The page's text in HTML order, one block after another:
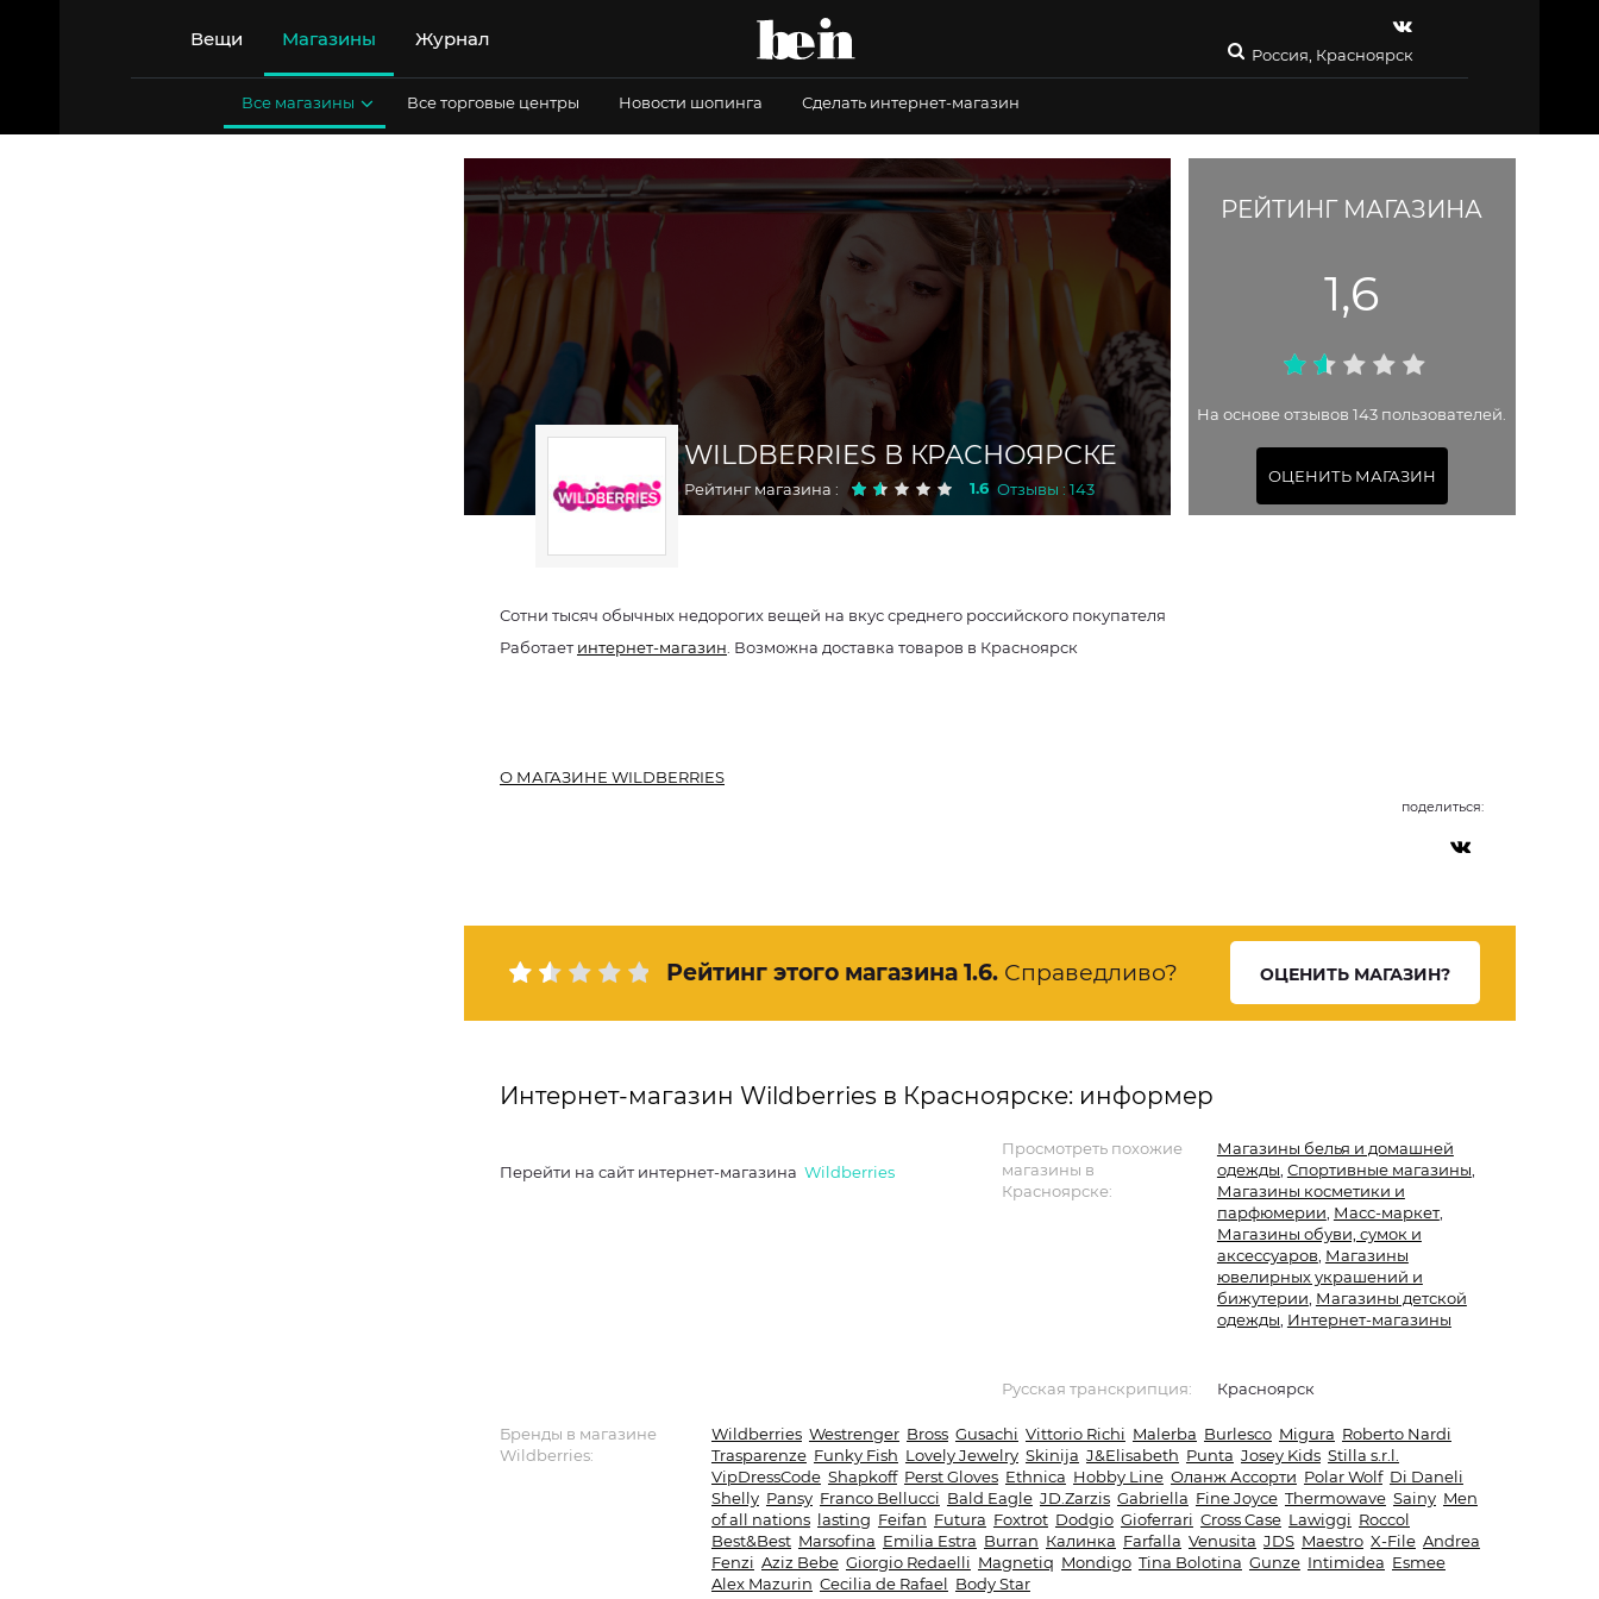
Вещи Магазины Журнал
Россия, Красноярск
Все магазины Все торговые центры Новости шопинга Сделать интернет-магазин
WILDBERRIES В КРАСНОЯРСКЕ
Рейтинг магазина : 1.6 Отзывы : 143
РЕЙТИНГ МАГАЗИНА
1,6
На основе отзывов 143 пользователей.
ОЦЕНИТЬ МАГАЗИН
Сотни тысяч обычных недорогих вещей на вкус среднего российского покупателя
Работаетинтернет-магазин . Возможна доставка товаров в Красноярск
О МАГАЗИНЕ WILDBERRIES
поделиться:
Рейтинг этого магазина 1.6. Справедливо? ОЦЕНИТЬ МАГАЗИН?
Интернет-магазин Wildberries в Красноярске: информер
Перейти на сайт интернет-магазина Wildberries
Просмотреть похожие
магазины в
Красноярске:
Магазины белья и домашней
одежды Спортивные магазины
Магазины косметики и
парфюмерии Масс-маркет,
Магазины обуви, сумок и
аксессуаров Магазины
ювелирных украшений и
бижутерии Магазины детской
одежды Интернет-магазины
Русская транскрипция: Красноярск
Бренды в магазине
Wildberries:
Wildberries Westrenger Bross Gusachi Vittorio Richi Malerba Burlesco Migura Roberto Nardi
Trasparenze Funky Fish Lovely Jewelry Skinija J&Elisabeth Punta Josey Kids Stilla s.r.l.
VipDressCode Shapkoff Perst Gloves Ethnica Hobby Line Оланж Ассорти Polar Wolf Di Daneli
Shelly Pansy Franco Bellucci Bald Eagle JD.Zarzis Gabriella Fine Joyce Thermowave Sainy Men
of all nations lasting Feifan Futura Foxtrot Dodgio Gioferrari Cross Case Lawiggi Roccol
Best&Best Marsofina Emilia Estra Burran Калинка Farfalla Venusita JDS Maestro X-File Andrea
Fenzi Aziz Bebe Giorgio Redaelli Magnetiq Mondigo Tina Bolotina Gunze Intimidea Esmee
Alex Mazurin Cecilia de Rafael Body Star